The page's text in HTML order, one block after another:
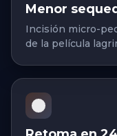
Menor
Incisión micro-
de la película